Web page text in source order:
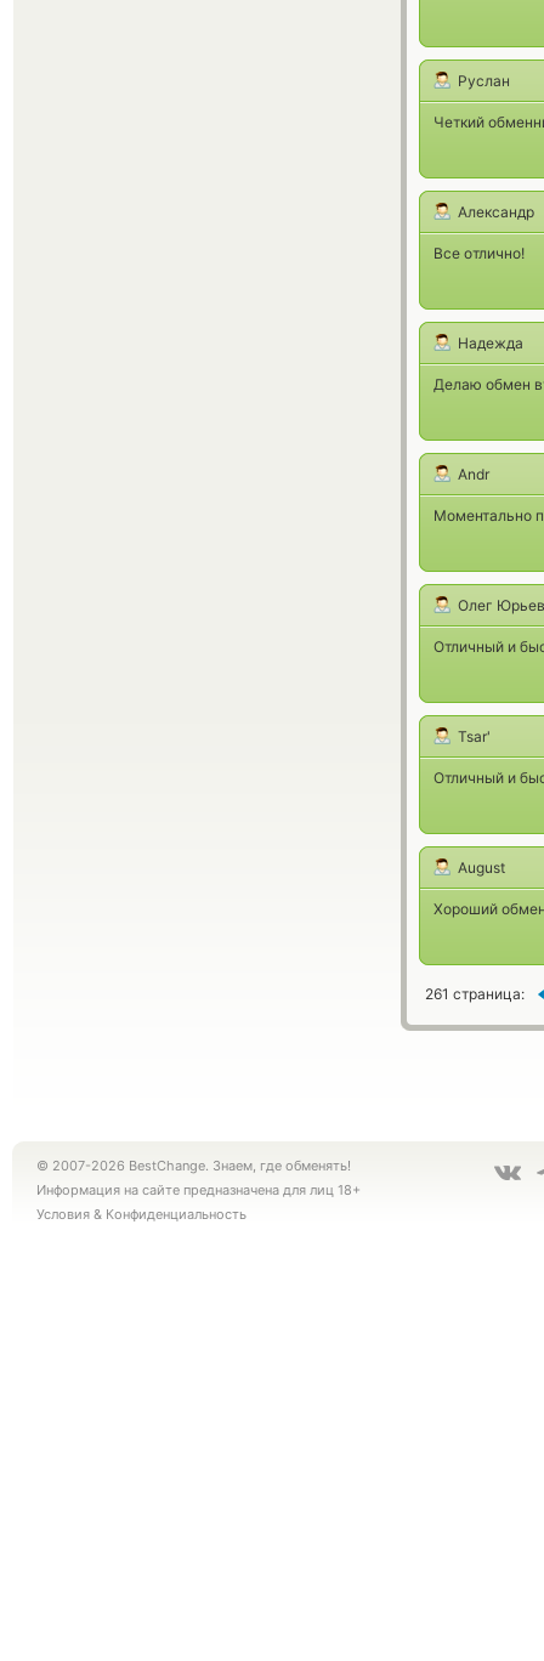
Руслан
Четкий
Александр
Все отлично!
Надежда
Делаю обмен
Andr
Моментально
Олег
Отличный и
Tsar'
Отличный и
August
Хороший
261 страница:
© 2007-2026 BestChange. Знаем, где обменять!
Информация на сайте предназначена для лиц 18+
Условия & Конфиденциальность